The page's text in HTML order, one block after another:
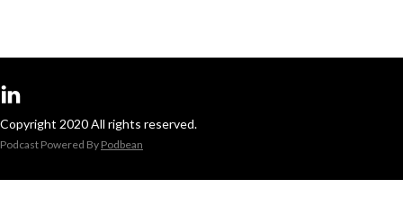
Copyright 2020 All rights reserved.
Podcast Powered By Podbean